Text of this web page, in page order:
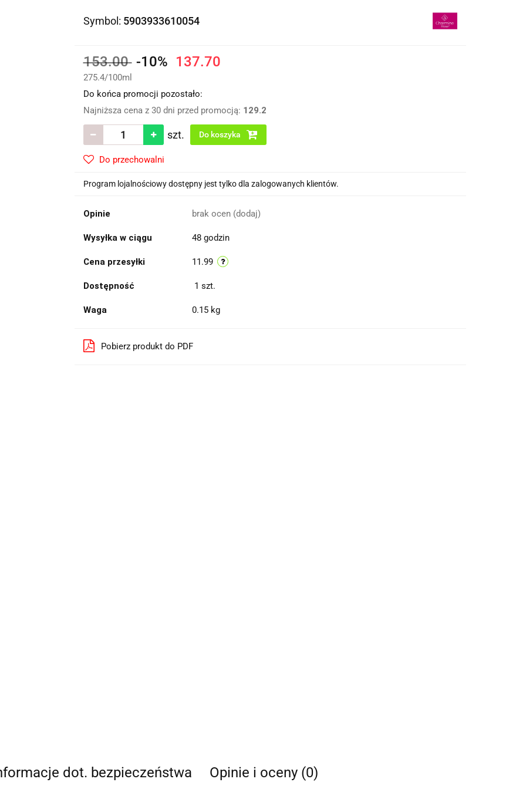
Symbol: 5903933610054
153.00 -10% 137.70
275.4/100ml
Do końca promocji pozostało:
Najniższa cena z 30 dni przed promocją: 129.2
szt. Do koszyka
Do przechowalni
Program lojalnościowy dostępny jest tylko dla zalogowanych klientów.
Opinie brak ocen (dodaj)
Wysyłka w ciągu 48 godzin
Cena przesyłki 11.99
Dostępność 1 szt.
Waga 0.15 kg
Pobierz produkt do PDF
dot. bezpieczeństwa Opinie i oceny (0)